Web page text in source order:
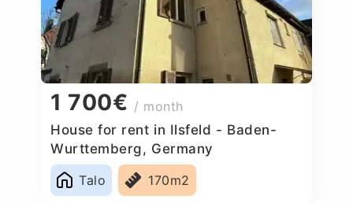
1 700€ / month
House for rent in Ilsfeld - Baden-
Wurttemberg, Germany
Talo
170m2